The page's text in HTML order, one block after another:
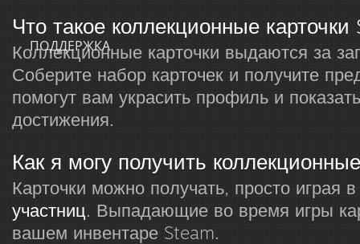
ПОДДЕРЖКА
Что такое коллекционные карточки
Коллекционные карточки выдаются за
Соберите набор карточек и получите
помогут вам украсить профиль и
достижения.
Как я могу получить
Карточки можно получать, просто играя
участниц. Выпадающие во время игры
вашем инвентаре Steam.